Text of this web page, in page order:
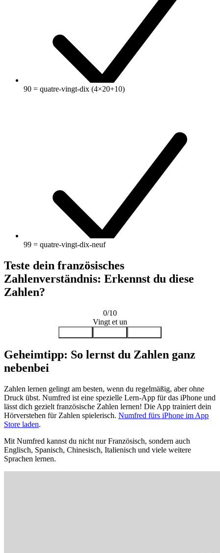
90 = quatre-vingt-dix (4×20+10)
99 = quatre-vingt-dix-neuf
Teste dein französisches
Zahlenverständnis: Erkennst du diese
Zahlen?
0/10
Vingt et un
Geheimtipp: So lernst du Zahlen ganz
nebenbei
Zahlen lernen gelingt am besten, wenn du regelmäßig, aber ohne
Druck übst. Numfred ist eine spezielle Lern-App für das iPhone und
lässt dich gezielt französische Zahlen lernen! Die App trainiert dein
Hörverstehen für Zahlen spielerisch. Numfred fürs iPhone im App
Store laden.
Mit Numfred kannst du nicht nur Französisch, sondern auch
Englisch, Spanisch, Chinesisch, Italienisch und viele weitere
Sprachen lernen.